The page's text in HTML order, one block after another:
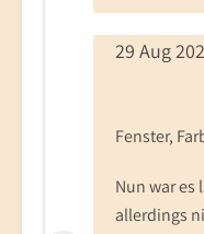
29 Aug
Fenster,
Nun war
allerdings